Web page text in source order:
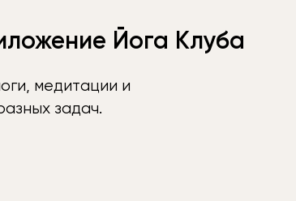
Йога Клуба
медитации и
задач.